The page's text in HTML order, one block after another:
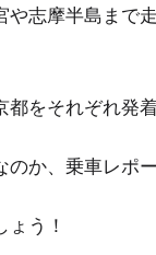
や志摩半島まで
都をそれぞれ発
のか、乗車レポ
ょう！